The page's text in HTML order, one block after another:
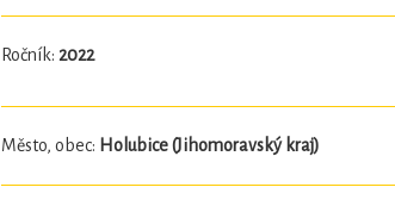
Ročník: 2022
Město, obec: Holubice (Jihomoravský kraj)